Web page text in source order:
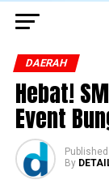
DAERAH
Hebat!
Event
Published
By